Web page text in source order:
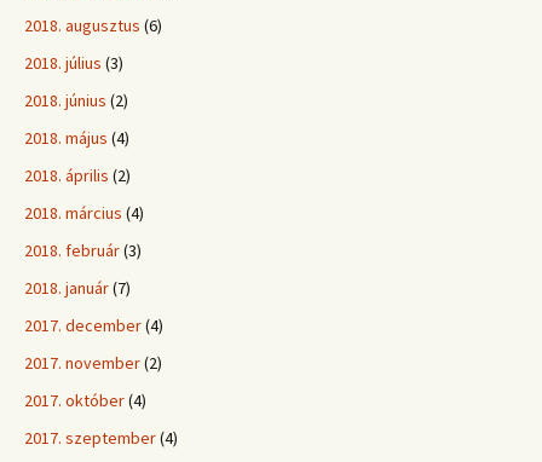
2018. augusztus (6)
2018. július (3)
2018. június (2)
2018. május (4)
2018. április (2)
2018. március (4)
2018. február(3)
2018. január(7)
2017. december(4)
2017. november(2)
2017. október(4)
2017. szeptember(4)